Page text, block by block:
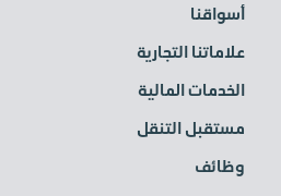
أسواقنا
علاماتنا التجارية
الخدمات المالية
مستقبل التنقل
وظائف